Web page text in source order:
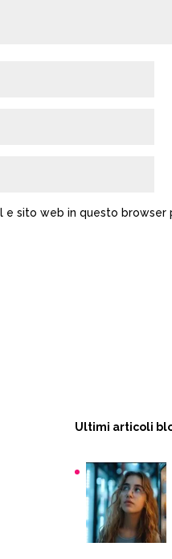
e sito web in questo
Ultimi articoli